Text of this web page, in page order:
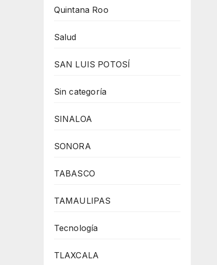
Quintana Roo
Salud
SAN LUIS POTOSÍ
Sin categoría
SINALOA
SONORA
TABASCO
TAMAULIPAS
Tecnología
TLAXCALA